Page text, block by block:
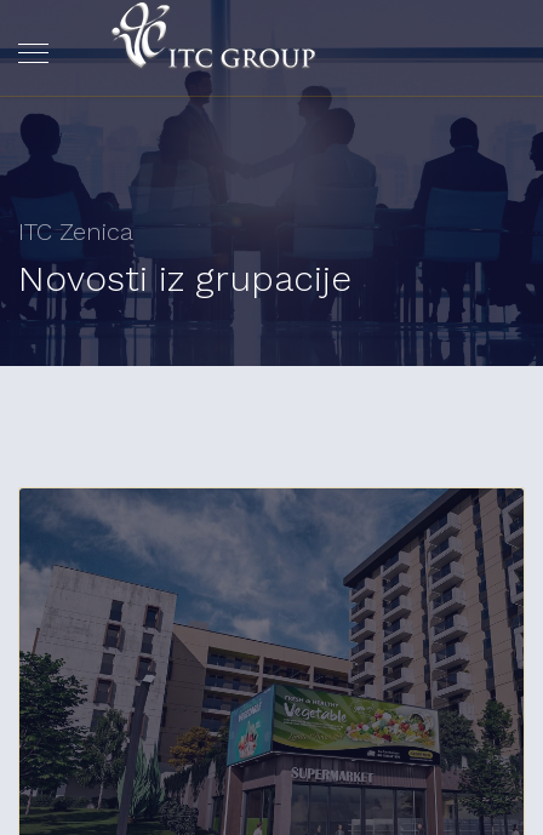
ITC Zenica
Novosti iz grupacije